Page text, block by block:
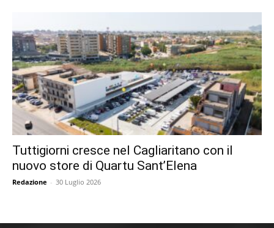
Tuttigiorni cresce nel Cagliaritano con il
nuovo store di Quartu Sant’Elena
Redazione - 30 Luglio 2026